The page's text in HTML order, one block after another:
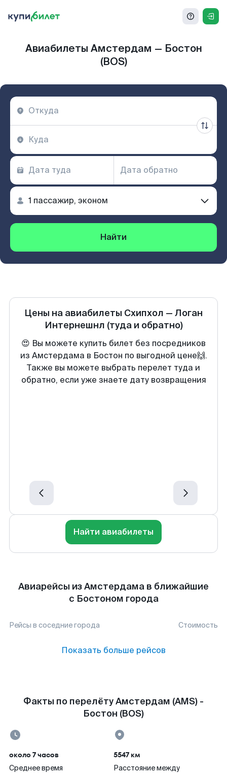
Авиабилеты Амстердам — Бостон
(BOS)
Найти
Цены на авиабилеты Схипхол — Логан
Интернешнл (туда и обратно)
😍 Вы можете купить билет без посредников
из Амстердама в Бостон по выгодной цене🙌.
Также вы можете выбрать перелет туда и
обратно, если уже знаете дату возвращения
Найти авиабилеты
Авиарейсы из Амстердама в ближайшие
с Бостоном города
Рейсы в соседние города Стоимость
Показать больше рейсов
Факты по перелёту Амстердам (AMS) -
Бостон (BOS)
около 7 часов
Среднее время
5547 км
Расстояние между